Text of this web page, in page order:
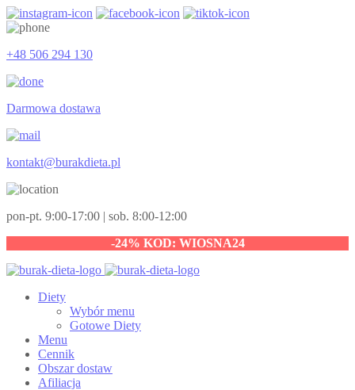
+48 506 294 130
Darmowa dostawa
kontakt@burakdieta.pl
pon-pt. 9:00-17:00 | sob. 8:00-12:00
-24% KOD: WIOSNA24
Diety
Wybór menu
Gotowe Diety
Menu
Cennik
Obszar dostaw
Afiliacja